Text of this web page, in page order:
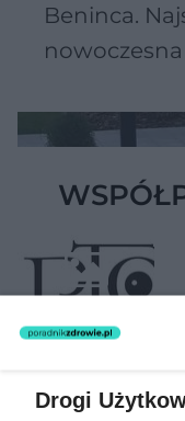
Beninca.
Drogi